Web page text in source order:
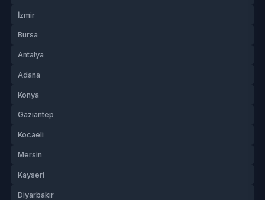
İzmir
Bursa
Antalya
Adana
Konya
Gaziantep
Kocaeli
Mersin
Kayseri
Diyarbakır